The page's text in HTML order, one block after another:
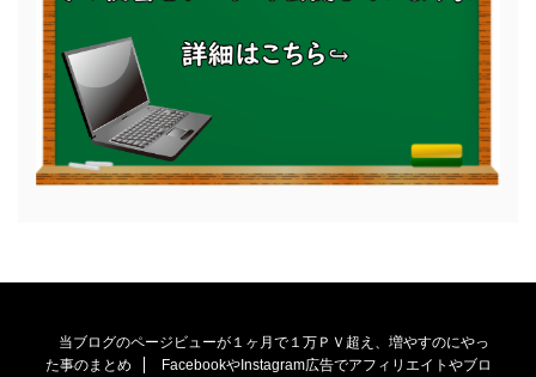
当ブログのページビューが１ヶ月で１万ＰＶ超え、増やすのにやっ
た事のまとめ
FacebookやInstagram広告でアフィリエイトやブロ